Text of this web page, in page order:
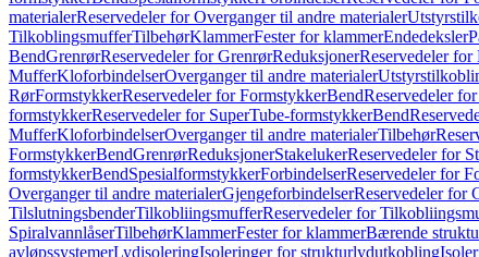
materialerReservedeler for Overganger til andre materialer
TilkoblingsmufferTilbehørKlammerFester for klammerEndedeksler
BendGrenrørReservedeler for GrenrørReduksjonerReservedeler for
MufferKloforbindelserOverganger til andre materialer
RørFormstykkerReservedeler for FormstykkerBendReservedeler
formstykkerReservedeler for SuperTube-formstykkerBend
MufferKloforbindelserOverganger til andre materialerTilbehør
FormstykkerBendGrenrørReduksjonerStakelukerReservedeler for
formstykkerBendSpesialformstykkerForbindelserReservedeler for
Overganger til andre materialerGjengeforbindelserReservedeler for
TilslutningsbenderTilkobliingsmufferReservedeler for
SpiralvannlåserTilbehørKlammerFester for klammerBærende
avløpssystemerLydisoleringIsoleringer for strukturlydutkobling